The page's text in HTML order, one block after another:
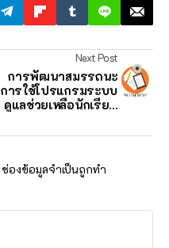
Next Post
การพัฒนาสมรรถนะ
การใช้โปรแกรมระบบ
ดูแลช่วยเหลือนักเรียน
เป็นฐานสำหรับครู
ประชาสรรค์
ช่องข้อมูลจำเป็นถูกทำ